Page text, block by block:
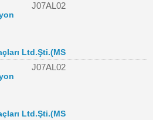
J07AL02
Ltd.Şti.(MS
J07AL02
Ltd.Şti.(MS